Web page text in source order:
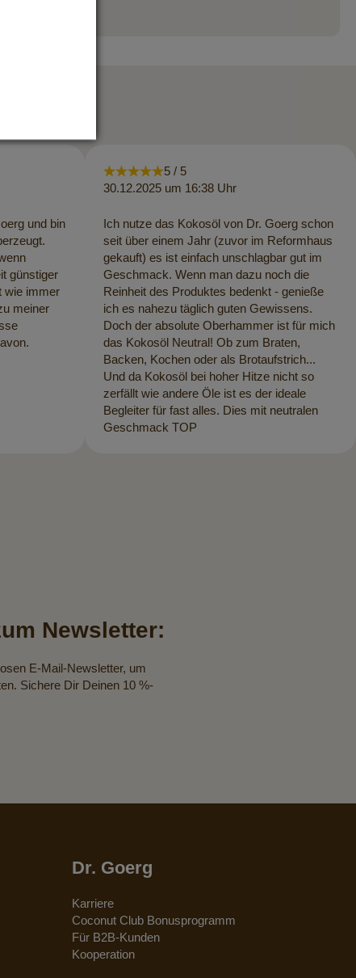
und bin
günstiger
wie immer
meiner
5 / 5
30.12.2025 um 16:38 Uhr
Ich nutze das Kokosöl von Dr. Goerg schon
seit über einem Jahr (zuvor im Reformhaus
gekauft) es ist einfach unschlagbar gut im
Geschmack. Wenn man dazu noch die
Reinheit des Produktes bedenkt - genieße
ich es nahezu täglich guten Gewissens.
Doch der absolute Oberhammer ist für mich
das Kokosöl Neutral! Ob zum Braten,
Backen, Kochen oder als Brotaufstrich...
Und da Kokosöl bei hoher Hitze nicht so
zerfällt wie andere Öle ist es der ideale
Begleiter für fast alles. Dies mit neutralen
Geschmack TOP
Newsletter:
E-Mail-Newsletter, um
Sichere Dir Deinen 10 %-
Dr. Goerg
Karriere
Coconut Club Bonusprogramm
Für B2B-Kunden
Kooperation